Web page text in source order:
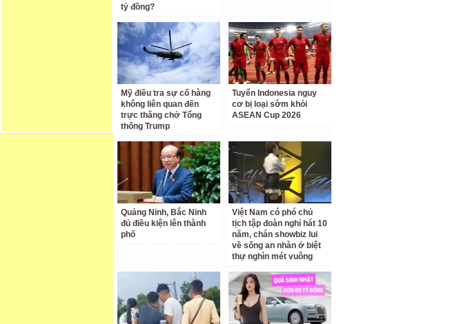
tỷ đồng?
Mỹ điều tra sự cố hàng
không liên quan đến
trực thăng chở Tổng
thống Trump
Tuyển Indonesia nguy
cơ bị loại sớm khỏi
ASEAN Cup 2026
Quảng Ninh, Bắc Ninh
đủ điều kiện lên thành
phố
Việt Nam có phó chủ
tịch tập đoàn nghỉ hát 10
năm, chán showbiz lui
về sống an nhàn ở biệt
thự nghìn mét vuông